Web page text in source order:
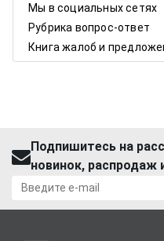
Мы в социальных сетях
Рубрика вопрос-ответ
Книга жалоб и
Подпишитесь на
новинок, распродаж